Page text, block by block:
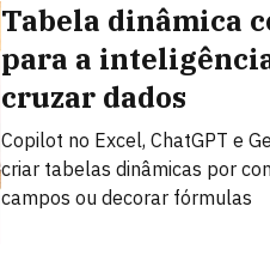
Tabela dinâmica
para a
cruzar dados
Copilot no Excel, ChatGPT e
criar tabelas dinâmicas por
campos ou decorar fórmulas